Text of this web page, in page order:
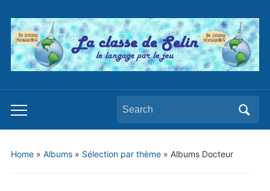
Toggle
mobile
Search
for:
Home» Albums» Sélection par thème» Albums Docteur